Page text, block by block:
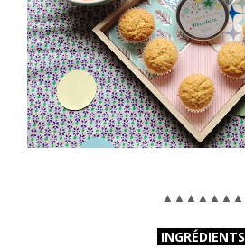
▲ ▲ ▲ ▲ ▲ ▲ ▲
INGRÉDIENTS